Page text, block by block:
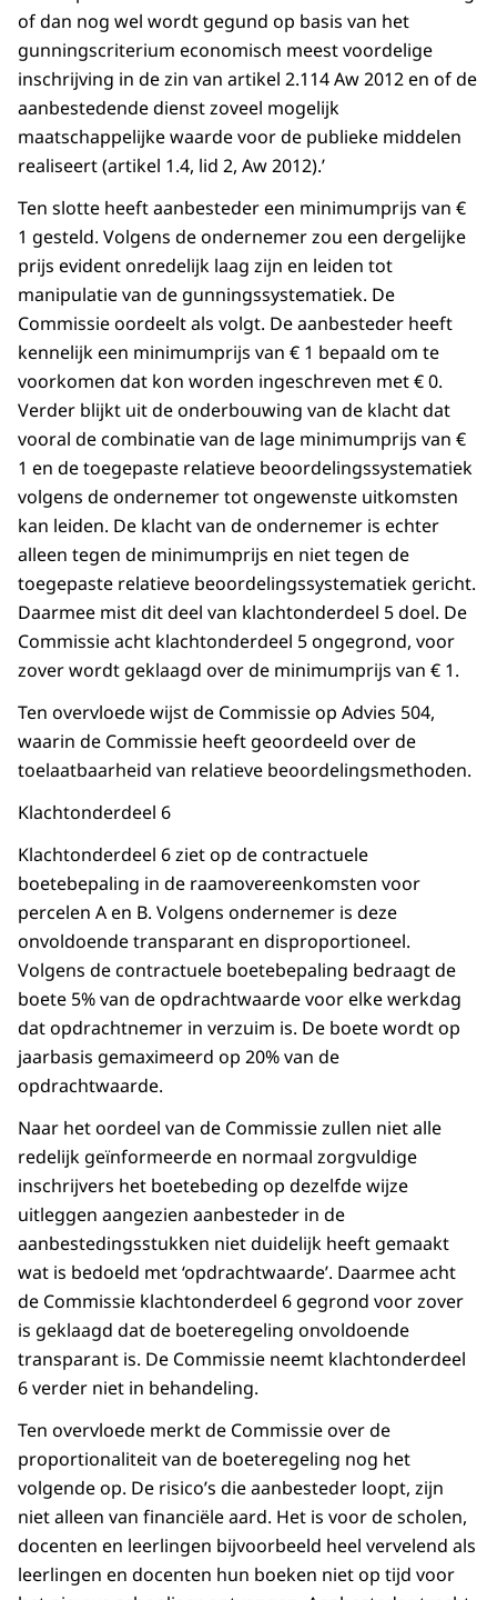
of dan nog wel wordt gegund op basis van het
gunningscriterium economisch meest voordelige
inschrijving in de zin van artikel 2.114 Aw 2012 en of de
aanbestedende dienst zoveel mogelijk
maatschappelijke waarde voor de publieke middelen
realiseert (artikel 1.4, lid 2, Aw 2012).’
Ten slotte heeft aanbesteder een minimumprijs van €
1 gesteld. Volgens de ondernemer zou een dergelijke
prijs evident onredelijk laag zijn en leiden tot
manipulatie van de gunningssystematiek. De
Commissie oordeelt als volgt. De aanbesteder heeft
kennelijk een minimumprijs van € 1 bepaald om te
voorkomen dat kon worden ingeschreven met € 0.
Verder blijkt uit de onderbouwing van de klacht dat
vooral de combinatie van de lage minimumprijs van €
1 en de toegepaste relatieve beoordelingssystematiek
volgens de ondernemer tot ongewenste uitkomsten
kan leiden. De klacht van de ondernemer is echter
alleen tegen de minimumprijs en niet tegen de
toegepaste relatieve beoordelingssystematiek gericht.
Daarmee mist dit deel van klachtonderdeel 5 doel. De
Commissie acht klachtonderdeel 5 ongegrond, voor
zover wordt geklaagd over de minimumprijs van € 1.
Ten overvloede wijst de Commissie op Advies 504,
waarin de Commissie heeft geoordeeld over de
toelaatbaarheid van relatieve beoordelingsmethoden.
Klachtonderdeel 6
Klachtonderdeel 6 ziet op de contractuele
boetebepaling in de raamovereenkomsten voor
percelen A en B. Volgens ondernemer is deze
onvoldoende transparant en disproportioneel.
Volgens de contractuele boetebepaling bedraagt de
boete 5% van de opdrachtwaarde voor elke werkdag
dat opdrachtnemer in verzuim is. De boete wordt op
jaarbasis gemaximeerd op 20% van de
opdrachtwaarde.
Naar het oordeel van de Commissie zullen niet alle
redelijk geïnformeerde en normaal zorgvuldige
inschrijvers het boetebeding op dezelfde wijze
uitleggen aangezien aanbesteder in de
aanbestedingsstukken niet duidelijk heeft gemaakt
wat is bedoeld met ‘opdrachtwaarde’. Daarmee acht
de Commissie klachtonderdeel 6 gegrond voor zover
is geklaagd dat de boeteregeling onvoldoende
transparant is. De Commissie neemt klachtonderdeel
6 verder niet in behandeling.
Ten overvloede merkt de Commissie over de
proportionaliteit van de boeteregeling nog het
volgende op. De risico’s die aanbesteder loopt, zijn
niet alleen van financiële aard. Het is voor de scholen,
docenten en leerlingen bijvoorbeeld heel vervelend als
leerlingen en docenten hun boeken niet op tijd voor